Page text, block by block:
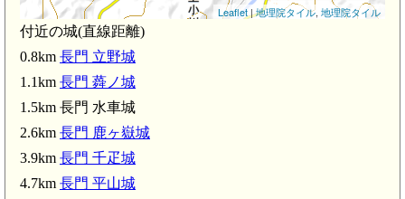
Leaflet|地理院タイル, 地理院タイル
付近の城(直線距離)
0.8km 長門 立野城
1.1km 長門 蕣ノ城
1.5km 長門 水車城
2.6km 長門 鹿ヶ嶽城
3.9km 長門 千疋城
4.7km 長門 平山城